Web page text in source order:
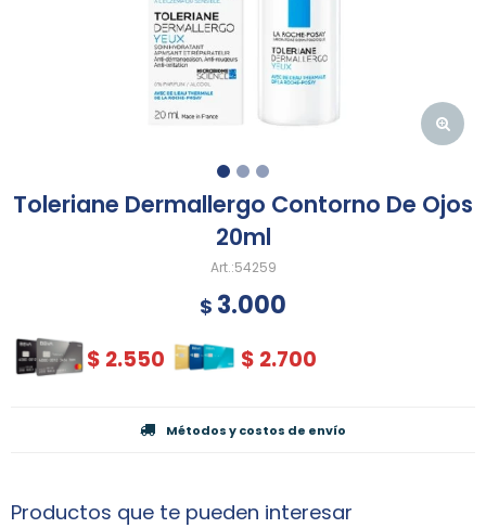
Toleriane Dermallergo Contorno De Ojos
20ml
54259
$ 3.000
$ 2.550 $ 2.700
Métodos y costos de envío
Productos que te pueden interesar